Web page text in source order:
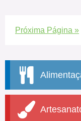
Próxima Página »